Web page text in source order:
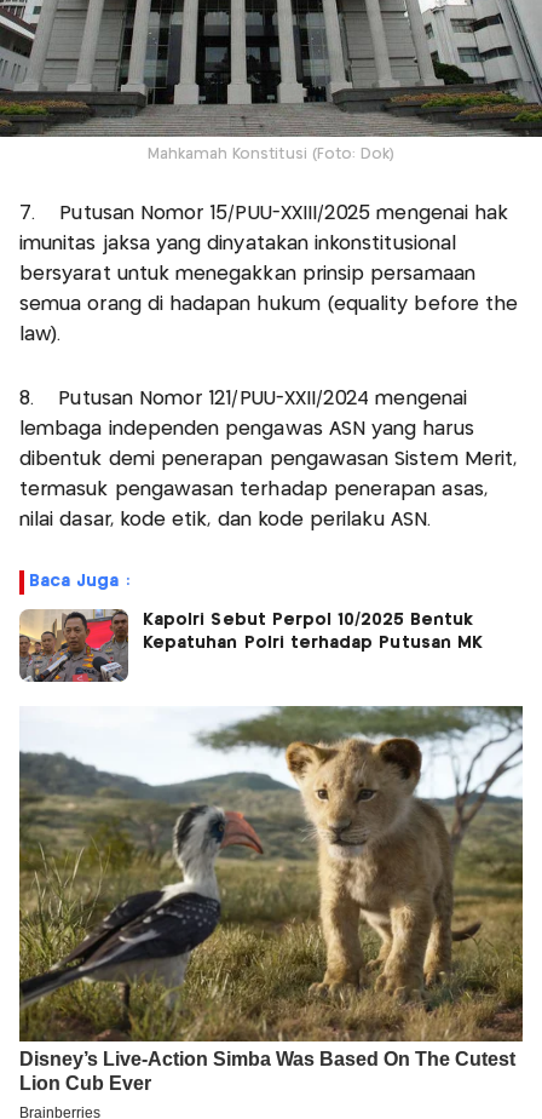
Mahkamah Konstitusi (Foto: Dok)
7. Putusan Nomor 15/PUU-XXIII/2025 mengenai hak
imunitas jaksa yang dinyatakan inkonstitusional
bersyarat untuk menegakkan prinsip persamaan
semua orang di hadapan hukum (equality before the
law).
8. Putusan Nomor 121/PUU-XXII/2024 mengenai
lembaga independen pengawas ASN yang harus
dibentuk demi penerapan pengawasan Sistem Merit,
termasuk pengawasan terhadap penerapan asas,
nilai dasar, kode etik, dan kode perilaku ASN.
Baca Juga :
Kapolri Sebut Perpol 10/2025 Bentuk
Kepatuhan Polri terhadap Putusan MK